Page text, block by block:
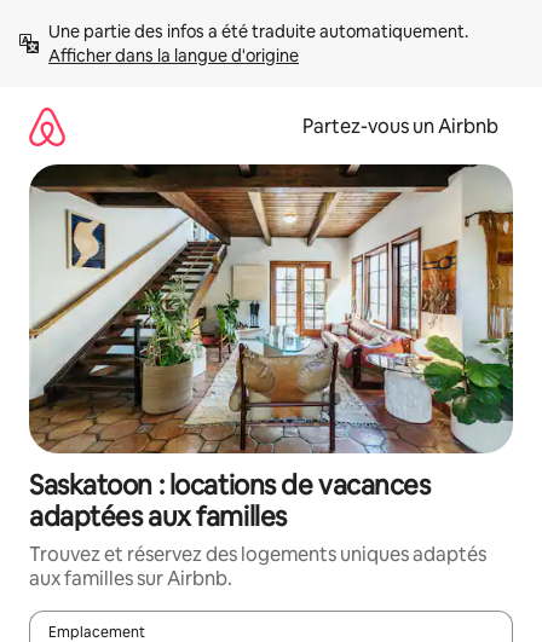
directement
Afficher dans la langue d'origine
Partez-vous un Airbnb
Saskatoon : locations de vacances
adaptées aux familles
Trouvez et réservez des logements uniques adaptés
aux familles sur Airbnb.
Emplacement